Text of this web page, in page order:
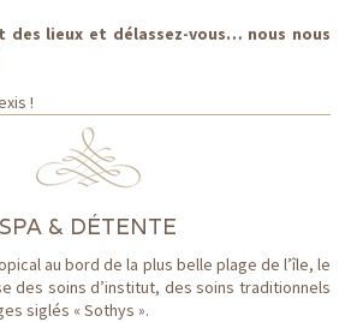
lieux et délassez-vous… nous nous
!
SPA & DÉTENTE
au bord de la plus belle plage de l’île, le
des soins d’institut, des soins traditionnels
siglés « Sothys ».